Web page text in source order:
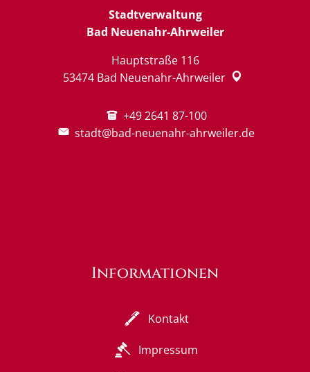
Stadtverwaltung
Bad Neuenahr-Ahrweiler
Hauptstraße 116
53474 Bad Neuenahr-Ahrweiler
+49 2641 87-100
stadt@bad-neuenahr-ahrweiler.de
Informationen
Kontakt
Impressum